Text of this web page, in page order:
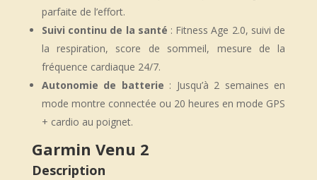
parfaite de l’effort.
Suivi continu de la santé : Fitness Age 2.0, suivi de
la respiration, score de sommeil, mesure de la
fréquence cardiaque 24/7.
Autonomie de batterie : Jusqu’à 2 semaines en
mode montre connectée ou 20 heures en mode GPS
+ cardio au poignet.
Garmin Venu 2
Description